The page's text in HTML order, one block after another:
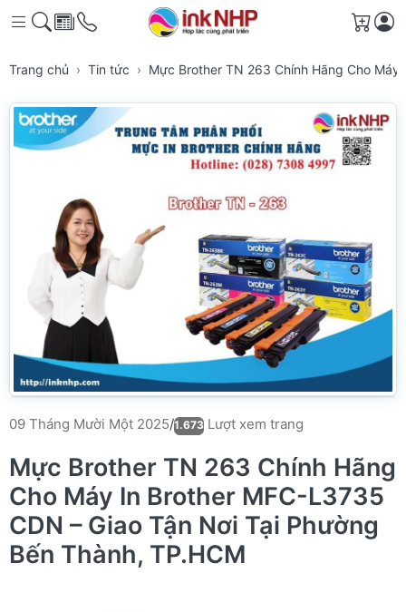
Giỏ
Trang chủ Tin tức Mực Brother TN 263 Chính Hãng Cho Máy
09 Tháng Mười Một 2025/1.673 Lượt xem trang
Mực Brother TN 263 Chính Hãng
Cho Máy In Brother MFC-L3735
CDN – Giao Tận Nơi Tại Phường
Bến Thành, TP.HCM